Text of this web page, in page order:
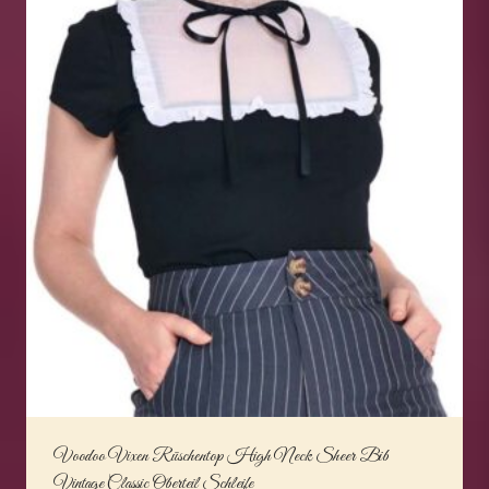
Voodoo Vixen Rüschentop High Neck Sheer Bib
Vintage Classic Oberteil Schleife